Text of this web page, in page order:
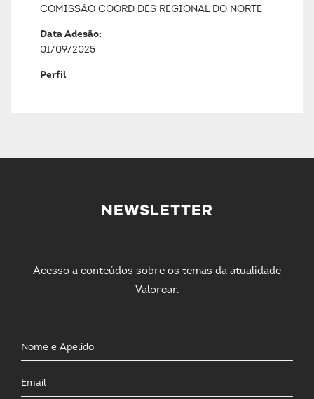
COMISSÃO COORD DES REGIONAL DO NORTE
Data Adesão:
01/09/2025
Perfil
NEWSLETTER
Acesso a conteúdos sobre os temas da atualidade
Valorcar.